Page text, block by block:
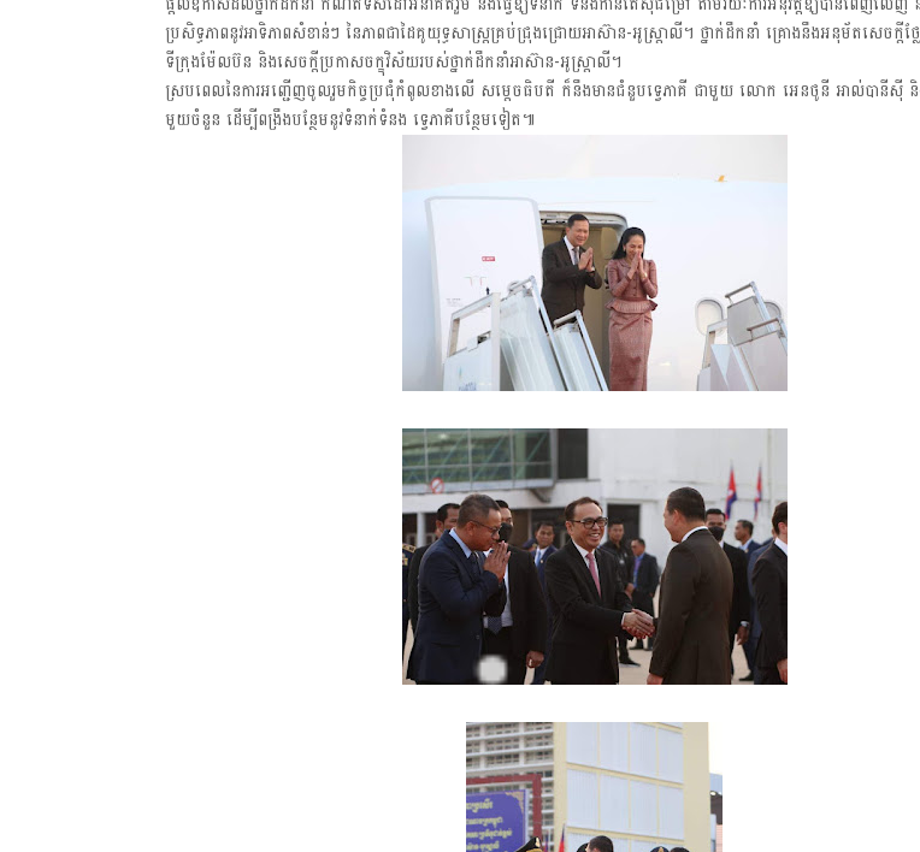
ប្រសិទ្ធភាពនូវអាទិភាពសំខាន់ៗ នៃភាពជាដៃគូយុទ្ធសាស្ត្រគ្រប់ជ្រុងជ្រោយអាស៊ាន-អូស្ត្រាលី។ ថ្នាក់ដឹកនាំ គ្រោងនឹងអនុម័តសេចក្តីថ្
ទីក្រុងម៉ែលប៊ន និងសេចក្តីប្រកាសចក្ខុវិស័យរបស់ថ្នាក់ដឹកនាំអាស៊ាន-អូស្ត្រាលី។
ស្របពេលនៃការអញ្ជើញចូលរួមកិច្ចប្រជុំកំពូលខាងលើ សម្តេចធិបតី ក៏នឹងមានជំនួបទ្វេភាគី ជាមួយ លោក អេនថូនី អាល់បានីស៊ី
មួយចំនួន ដើម្បីពង្រឹងបន្ថែមនូវទំនាក់ទំនង ទ្វេភាគីបន្ថែមទៀត៕* អង្គភាពសារព័ត៌មាន"ជីវិតកូនខ្មែរ" ជាអង្គភាពមានច្បាប់អនុញ្ញាតិដោយក្រ